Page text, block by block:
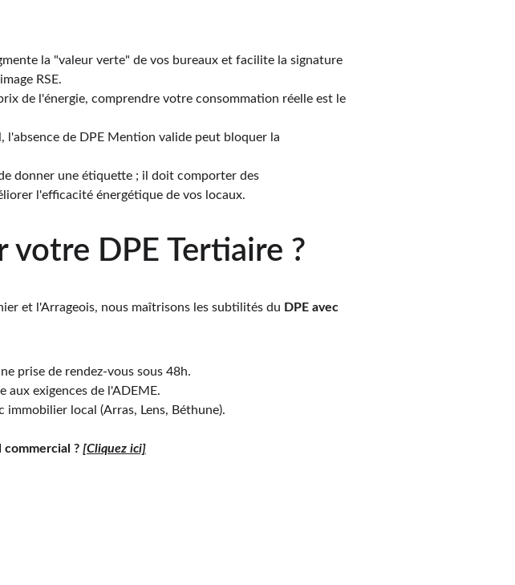
la "valeur verte" de vos bureaux et facilite la signature
RSE.
de l'énergie, comprendre votre consommation réelle est le
l'absence de DPE Mention valide peut bloquer la
donner une étiquette ; il doit comporter des
l'efficacité énergétique de vos locaux.
votre DPE Tertiaire ?
et l'Arrageois, nous maîtrisons les subtilités du DPE avec
prise de rendez-vous sous 48h.
aux exigences de l'ADEME.
local (Arras, Lens, Béthune).
commercial ? [Cliquez ici]